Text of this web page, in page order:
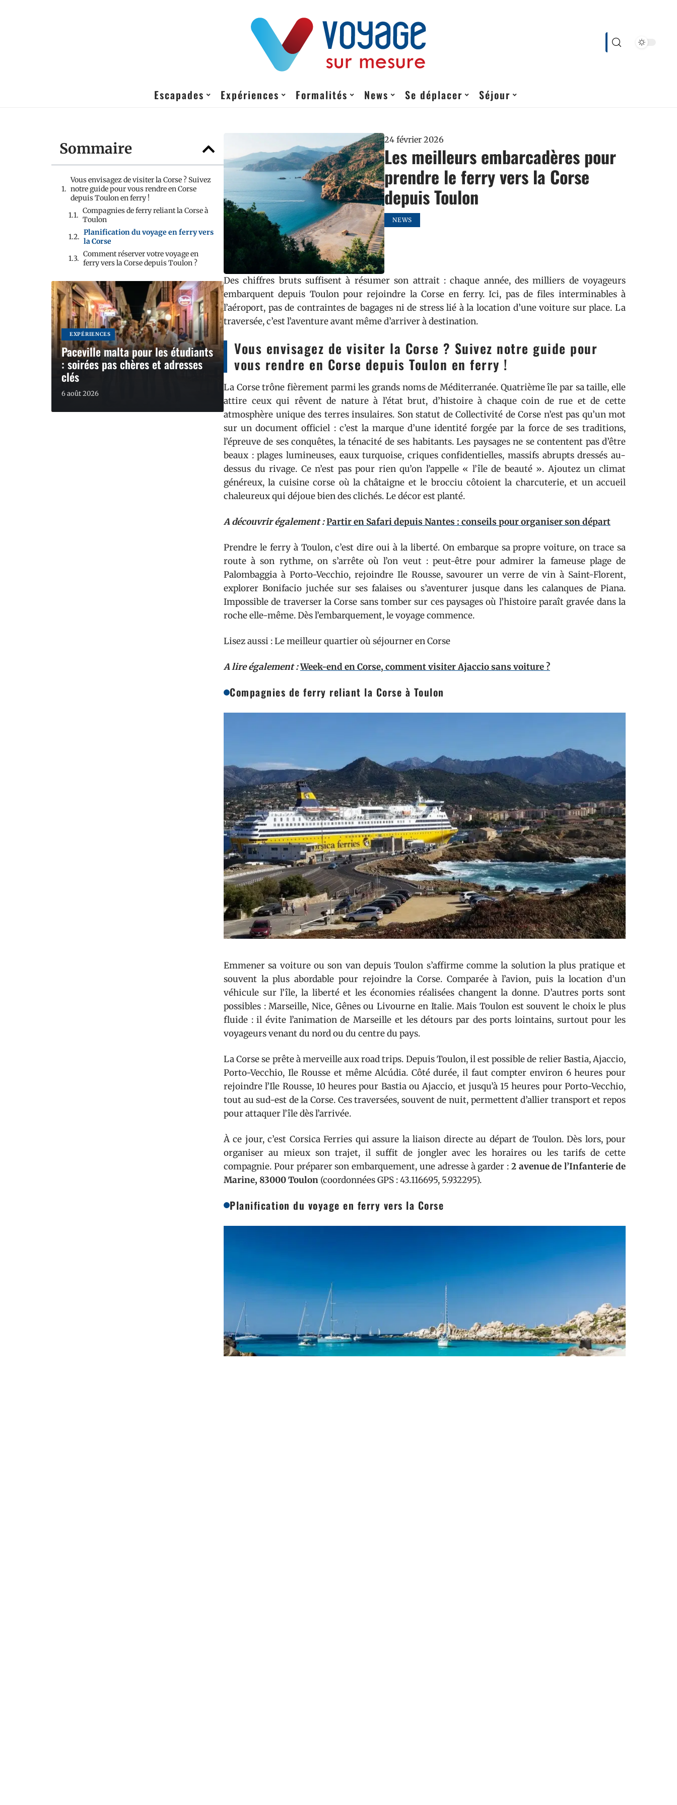
Escapades Expériences Formalités News Se déplacer Séjour
Sommaire
Vous envisagez de visiter la Corse ? Suivez
notre guide pour vous rendre en Corse
depuis Toulon en ferry !
Compagnies de ferry reliant la Corse à
Toulon
Planification du voyage en ferry vers
la Corse
Comment réserver votre voyage en
ferry vers la Corse depuis Toulon ?
EXPÉRIENCES
Paceville malta pour les étudiants
: soirées pas chères et adresses
clés
6 août 2026
24 février 2026
Les meilleurs embarcadères pour
prendre le ferry vers la Corse
depuis Toulon
NEWS
Des chiffres bruts suffisent à résumer son attrait : chaque année, des milliers de voyageurs
embarquent depuis Toulon pour rejoindre la Corse en ferry. Ici, pas de files interminables à
l’aéroport, pas de contraintes de bagages ni de stress lié à la location d’une voiture sur place. La
traversée, c’est l’aventure avant même d’arriver à destination.
Vous envisagez de visiter la Corse ? Suivez notre guide pour
vous rendre en Corse depuis Toulon en ferry !
La Corse trône fièrement parmi les grands noms de Méditerranée. Quatrième île par sa taille, elle
attire ceux qui rêvent de nature à l’état brut, d’histoire à chaque coin de rue et de cette
atmosphère unique des terres insulaires. Son statut de Collectivité de Corse n’est pas qu’un mot
sur un document officiel : c’est la marque d’une identité forgée par la force de ses traditions,
l’épreuve de ses conquêtes, la ténacité de ses habitants. Les paysages ne se contentent pas d’être
beaux : plages lumineuses, eaux turquoise, criques confidentielles, massifs abrupts dressés au-
dessus du rivage. Ce n’est pas pour rien qu’on l’appelle « l’île de beauté ». Ajoutez un climat
généreux, la cuisine corse où la châtaigne et le brocciu côtoient la charcuterie, et un accueil
chaleureux qui déjoue bien des clichés. Le décor est planté.
A découvrir également :Partir en Safari depuis Nantes : conseils pour organiser son départ
Prendre le ferry à Toulon, c’est dire oui à la liberté. On embarque sa propre voiture, on trace sa
route à son rythme, on s’arrête où l’on veut : peut-être pour admirer la fameuse plage de
Palombaggia à Porto-Vecchio, rejoindre Ile Rousse, savourer un verre de vin à Saint-Florent,
explorer Bonifacio juchée sur ses falaises ou s’aventurer jusque dans les calanques de Piana.
Impossible de traverser la Corse sans tomber sur ces paysages où l’histoire paraît gravée dans la
roche elle-même. Dès l’embarquement, le voyage commence.
Lisez aussi : Le meilleur quartier où séjourner en Corse
A lire également :Week-end en Corse, comment visiter Ajaccio sans voiture ?
Compagnies de ferry reliant la Corse à Toulon
Emmener sa voiture ou son van depuis Toulon s’affirme comme la solution la plus pratique et
souvent la plus abordable pour rejoindre la Corse. Comparée à l’avion, puis la location d’un
véhicule sur l’île, la liberté et les économies réalisées changent la donne. D’autres ports sont
possibles : Marseille, Nice, Gênes ou Livourne en Italie. Mais Toulon est souvent le choix le plus
fluide : il évite l’animation de Marseille et les détours par des ports lointains, surtout pour les
voyageurs venant du nord ou du centre du pays.
La Corse se prête à merveille aux road trips. Depuis Toulon, il est possible de relier Bastia, Ajaccio,
Porto-Vecchio, Ile Rousse et même Alcúdia. Côté durée, il faut compter environ 6 heures pour
rejoindre l’Ile Rousse, 10 heures pour Bastia ou Ajaccio, et jusqu’à 15 heures pour Porto-Vecchio,
tout au sud-est de la Corse. Ces traversées, souvent de nuit, permettent d’allier transport et repos
pour attaquer l’île dès l’arrivée.
À ce jour, c’est Corsica Ferries qui assure la liaison directe au départ de Toulon. Dès lors, pour
organiser au mieux son trajet, il suffit de jongler avec les horaires ou les tarifs de cette
compagnie. Pour préparer son embarquement, une adresse à garder : 2 avenue de l’Infanterie de
Marine, 83000 Toulon (coordonnées GPS : 43.116695, 5.932295).
Planification du voyage en ferry vers la Corse